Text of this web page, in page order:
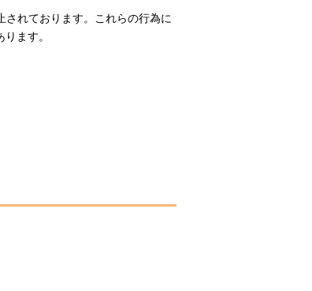
れております。これらの行為に
ます。